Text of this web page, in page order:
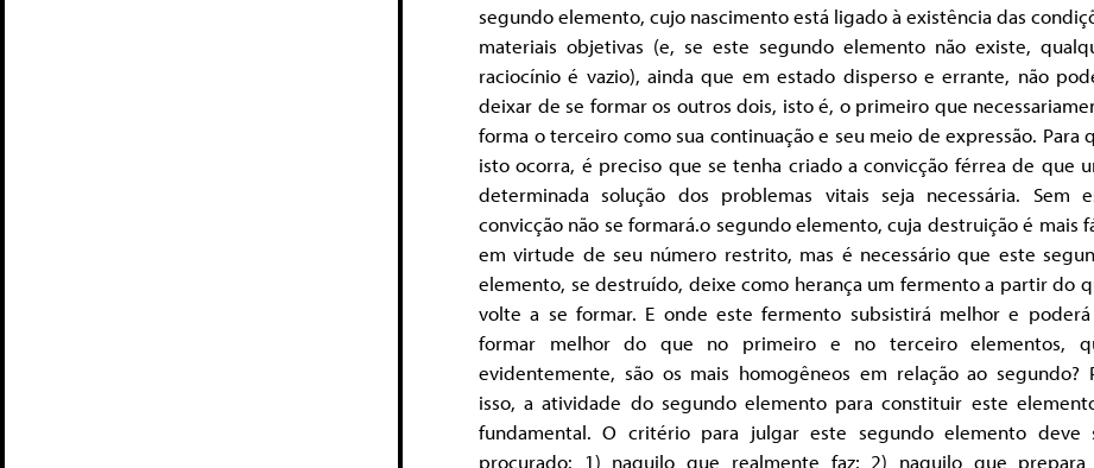
segundo elemento, cujo nascimento está ligado à existência das
materiais objetivas (e, se este segundo elemento não existe,
raciocínio é vazio), ainda que em estado disperso e errante, não
deixar de se formar os outros dois, isto é, o primeiro que
forma o terceiro como sua continuação e seu meio de expressão. Para
isto ocorra, é preciso que se tenha criado a convicção férrea de que
determinada solução dos problemas vitais seja necessária. Sem
convicção não se formará.o segundo elemento, cuja destruição é mais
em virtude de seu número restrito, mas é necessário que este
elemento, se destruído, deixe como herança um fermento a partir do
volte a se formar. E onde este fermento subsistirá melhor e poderá
formar melhor do que no primeiro e no terceiro elementos,
evidentemente, são os mais homogêneos em relação ao segundo?
isso, a atividade do segundo elemento para constituir este
fundamental. O critério para julgar este segundo elemento deve
procurado: 1) naquilo que realmente faz; 2) naquilo que prepara